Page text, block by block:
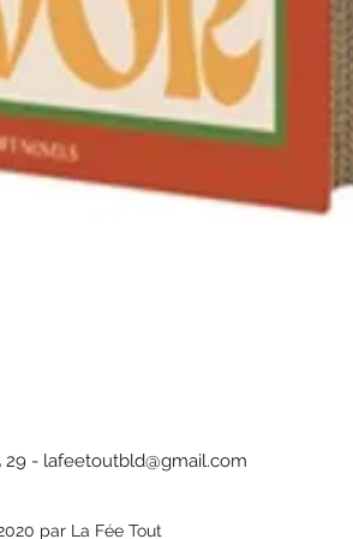
29 - lafeetoutbld@gmail.com
par La Fée Tout